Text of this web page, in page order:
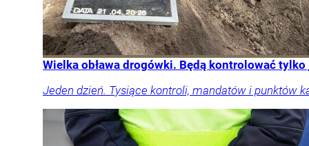
Wielka obława drogówki. Będą kontrolować tylko
Jeden dzień. Tysiące kontroli, mandatów i punktów